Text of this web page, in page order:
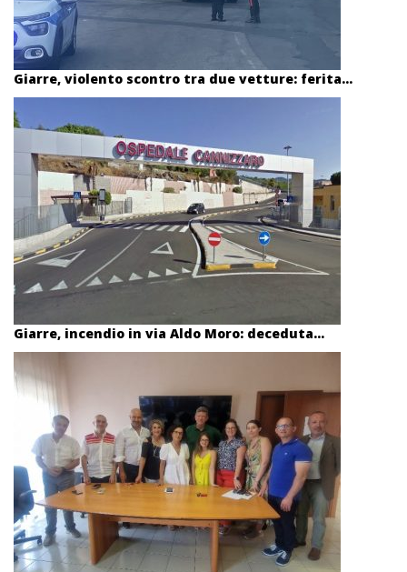
Giarre, violento scontro tra due vetture: ferita...
Giarre, incendio in via Aldo Moro: deceduta...